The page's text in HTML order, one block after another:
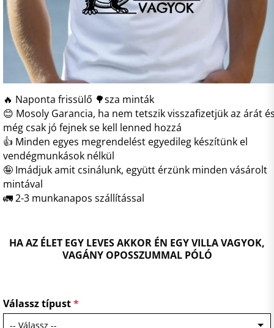
🔥 Naponta frissülő 🌳sza minták
😊 Mosoly Garancia, ha nem tetszik visszafizetjük az árát
még csak jó fejnek se kell lenned hozzá
👍 Minden egyes megrendelést egyedileg készítünk el
vendégmunkások nélkül
🤪 Imádjuk amit csinálunk, együtt érzünk minden vásárolt
mintával
🚛 2-3 munkanapos szállítással
HA AZ ÉLET EGY LEVES AKKOR ÉN EGY VILLA VAGYOK,
VAGÁNY OPOSSZUMMAL PÓLÓ
Válassz típust*